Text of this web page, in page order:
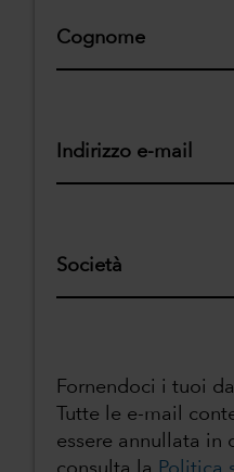
Cognome
Indirizzo e-mail
Società
Fornendoci i tuoi
Tutte le e-mail
essere annullata in